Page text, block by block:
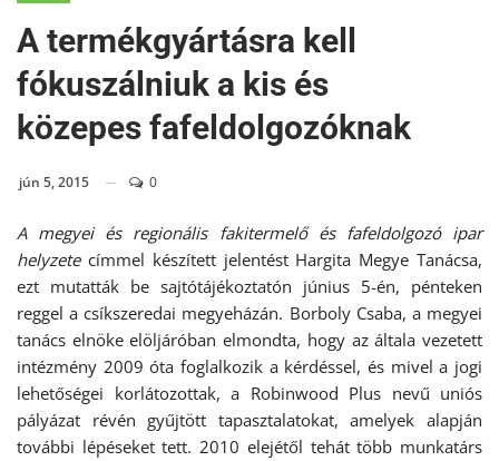
A termékgyártásra kell
fókuszálniuk a kis és
közepes fafeldolgozóknak
jún 5, 2015 0
A megyei és regionális fakitermelő és fafeldolgozó ipar
helyzetecímmel készített jelentést Hargita Megye Tanácsa,
ezt mutatták be sajtótájékoztatón június 5-én, pénteken
reggel a csíkszeredai megyeházán. Borboly Csaba, a megyei
tanács elnöke elöljáróban elmondta, hogy az általa vezetett
intézmény 2009 óta foglalkozik a kérdéssel, és mivel a jogi
lehetőségei korlátozottak, a Robinwood Plus nevű uniós
pályázat révén gyűjtött tapasztalatokat, amelyek alapján
további lépéseket tett. 2010 elejétől tehát több munkatárs